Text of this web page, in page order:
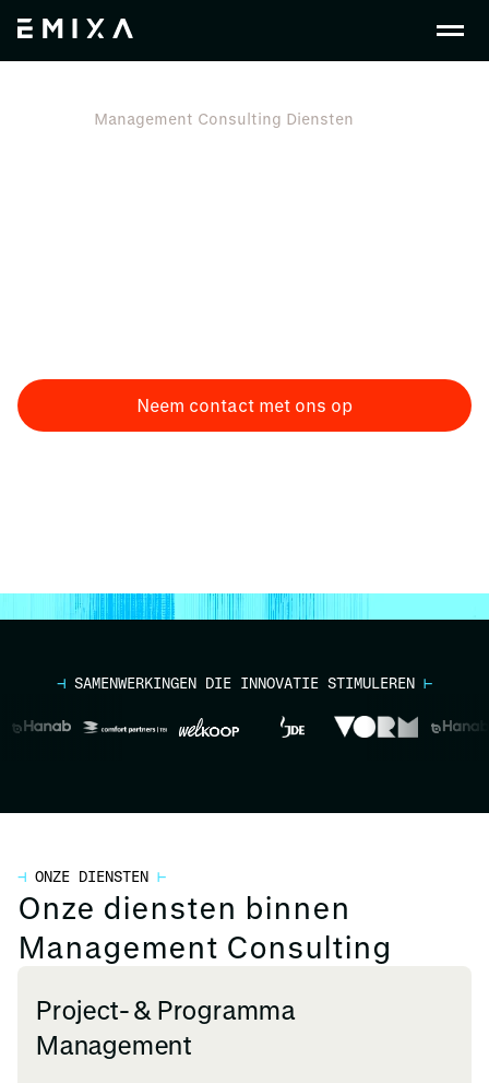
Management Consulting Diensten
Neem contact met ons op
⊣ SAMENWERKINGEN DIE INNOVATIE STIMULEREN ⊢
⊣ ONZE DIENSTEN ⊢
Onze diensten binnen
Management Consulting
Project- & Programma
Management